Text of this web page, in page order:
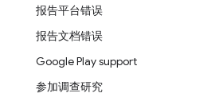
报告平台错误
报告文档错误
Google Play support
参加调查研究